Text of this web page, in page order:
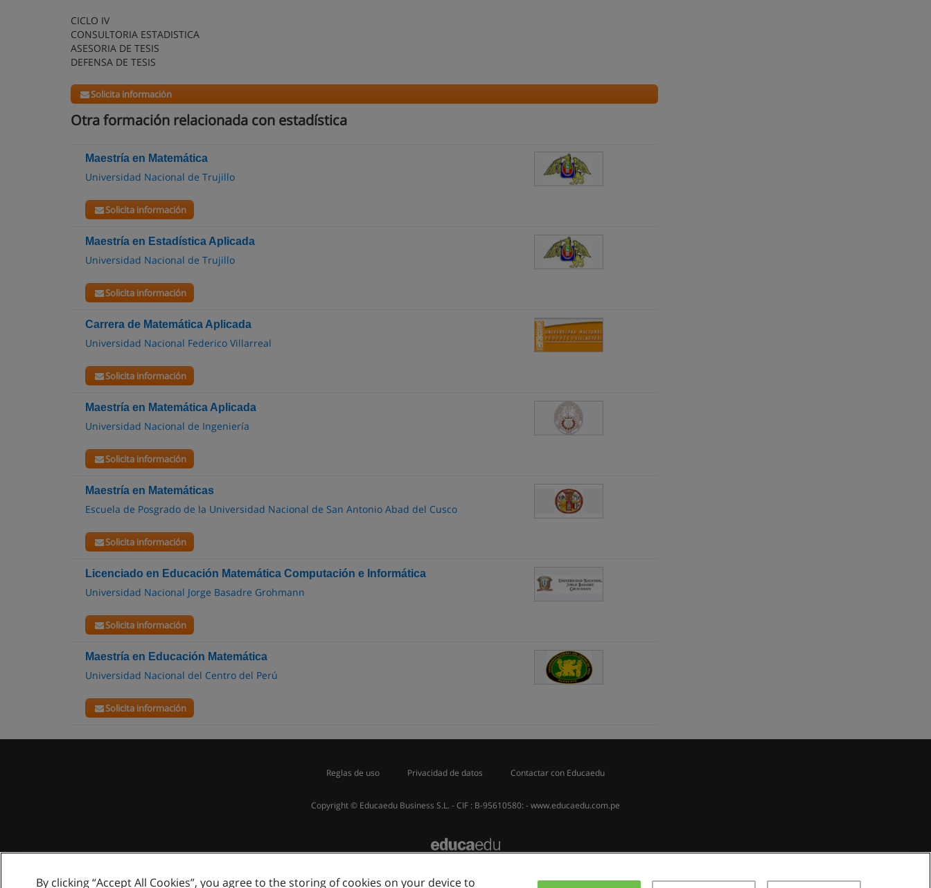
CICLO IV
CONSULTORIA ESTADISTICA
ASESORIA DE TESIS
DEFENSA DE TESIS
Solicita información
Otra formación relacionada con estadística
Maestría en Matemática
Universidad Nacional de Trujillo
Solicita información
Maestría en Estadística Aplicada
Universidad Nacional de Trujillo
Solicita información
Carrera de Matemática Aplicada
Universidad Nacional Federico Villarreal
Solicita información
Maestría en Matemática Aplicada
Universidad Nacional de Ingeniería
Solicita información
Maestría en Matemáticas
Escuela de Posgrado de la Universidad Nacional de San Antonio Abad del Cusco
Solicita información
Licenciado en Educación Matemática Computación e Informática
Universidad Nacional Jorge Basadre Grohmann
Solicita información
Maestría en Educación Matemática
Universidad Nacional del Centro del Perú
Solicita información
Reglas de uso Privacidad de datos Contactar con Educaedu
Copyright © Educaedu Business S.L. - CIF : B-95610580: -www.educaedu.com.pe
By clicking “Accept All Cookies”, you agree to the storing of cookies on your device to